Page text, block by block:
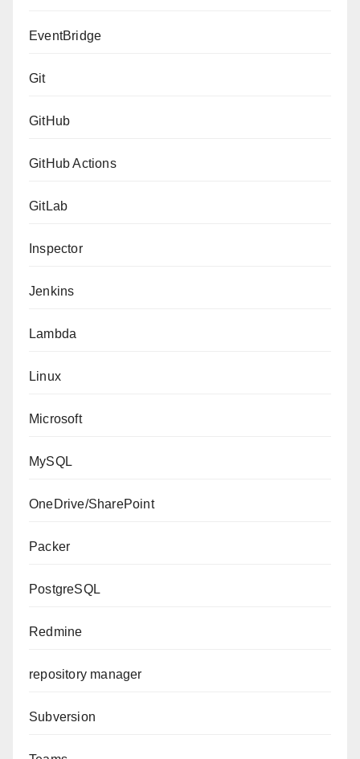
EventBridge
Git
GitHub
GitHub Actions
GitLab
Inspector
Jenkins
Lambda
Linux
Microsoft
MySQL
OneDrive/SharePoint
Packer
PostgreSQL
Redmine
repository manager
Subversion